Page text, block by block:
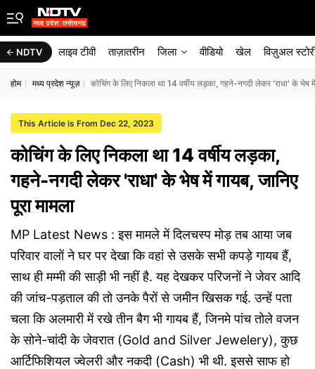
NDTV लाइव टीवी ताज़ातरीन जिला वीडियो खेल विज़ुअल
होम मध्य प्रदेश न्यूज़ कोचिंग के लिए निकला था 14 वर्षीय लड़का, गहने-नगदी लेकर 'राधा' के भेष में
This Article is From Dec 22, 2023
कोचिंग के लिए निकला था 14 वर्षीय लड़का,
गहने-नगदी लेकर 'राधा' के भेष में गायब, जानिए
पूरा मामला
MP Latest News : इस मामले में दिलचस्प मोड़ तब आया जब
परिवार वालों ने घर पर देखा कि वहां से उसके सभी कपड़े गायब हैं,
साथ ही मम्मी की साड़ी भी नहीं है. यह देखकर परिजनों ने जेवर आदि
की जांच-पड़ताल की तो उनके पैरों से जमीन खिसक गई. उन्हें पता
चला कि अलमारी में रखे तीन बैग भी गायब हैं, जिनमे पांच तोले वजन
के सोने-चांदी के जेवरात (Gold and Silver Jewelery), कुछ
आर्टिफिशियल ज्वेलरी और नकदी (Cash) भी थी. इससे साफ हो